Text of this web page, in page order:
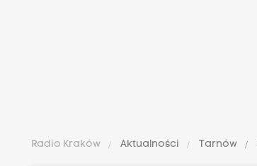
Radio Kraków Aktualności Tarnów